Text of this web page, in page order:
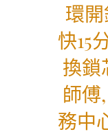
環
快15
換鎖
師傅
務中